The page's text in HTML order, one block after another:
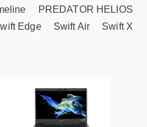
PREDATOR HELIOS
Edge Swift Air
Swift X